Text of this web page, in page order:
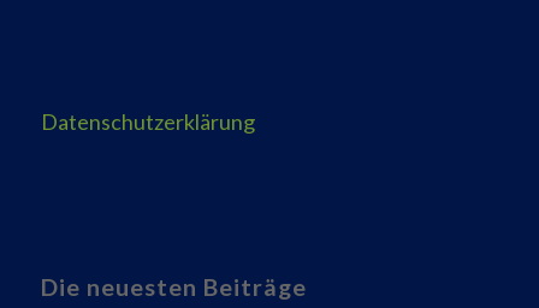
Datenschutzerklärung
Die neuesten Beiträge